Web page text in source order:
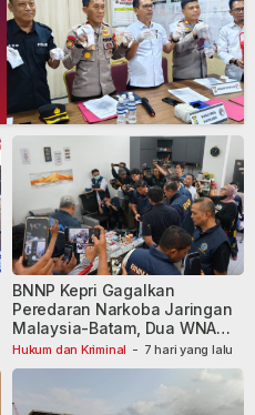
Hukum dan Kriminal - 7 hari yang lalu
BNNP Kepri Gagalkan
Peredaran Narkoba Jaringan
Malaysia-Batam, Dua WNA
Masih Diburu